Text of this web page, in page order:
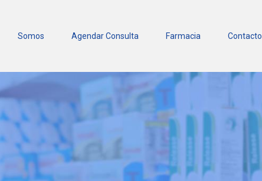
Somos Agendar Consulta Farmacia Contacto